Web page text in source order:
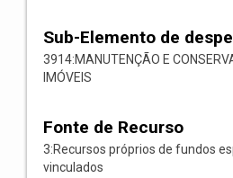
Sub-Elemento de
3914:MANUTENÇÃO E
IMÓVEIS
Fonte de Recurso
3:Recursos próprios de fundos
vinculados